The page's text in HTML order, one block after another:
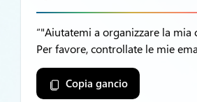
“"Aiutatemi a organizzare la mia
Per favore, controllate le mie
Copia gancio